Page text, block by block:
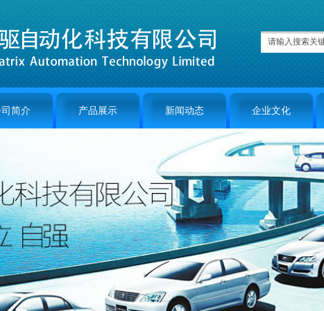
简介 产品展示 新闻动态 企业文化